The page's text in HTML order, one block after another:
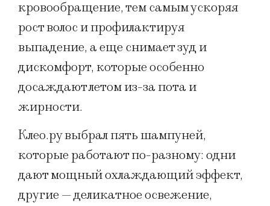
кровообращение, тем самым ускоряя
рост волос и профилактируя
выпадение, а еще снимает зуд и
дискомфорт, которые особенно
досаждают летом из-за пота и
жирности.
Клео.ру выбрал пять шампуней,
которые работают по-разному: одни
дают мощный охлаждающий эффект,
другие — деликатное освежение,